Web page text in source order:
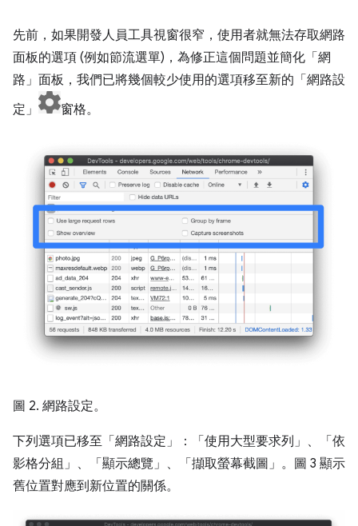
先前，如果開發人員工具視窗很窄，使用者就無法存取網路
面板的選項 (例如節流選單)，為修正這個問題並簡化「網
路」面板，我們已將幾個較少使用的選項移至新的「網路設
定」
窗格。
圖 2. 網路設定。
下列選項已移至「網路設定」 ：「使用大型要求列」 、「依
影格分組」 、「顯示總覽」 、「擷取螢幕截圖」 。圖 3 顯示
舊位置對應到新位置的關係。